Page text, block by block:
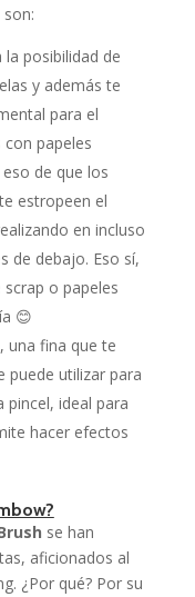
posibilidad de
y además te
para el
papeles
de que los
estropeen el
en incluso
de debajo. Eso sí,
o papeles
😊
una fina que te
puede utilizar para
ideal para
hacer efectos
se han
aficionados al
¿Por qué? Por su